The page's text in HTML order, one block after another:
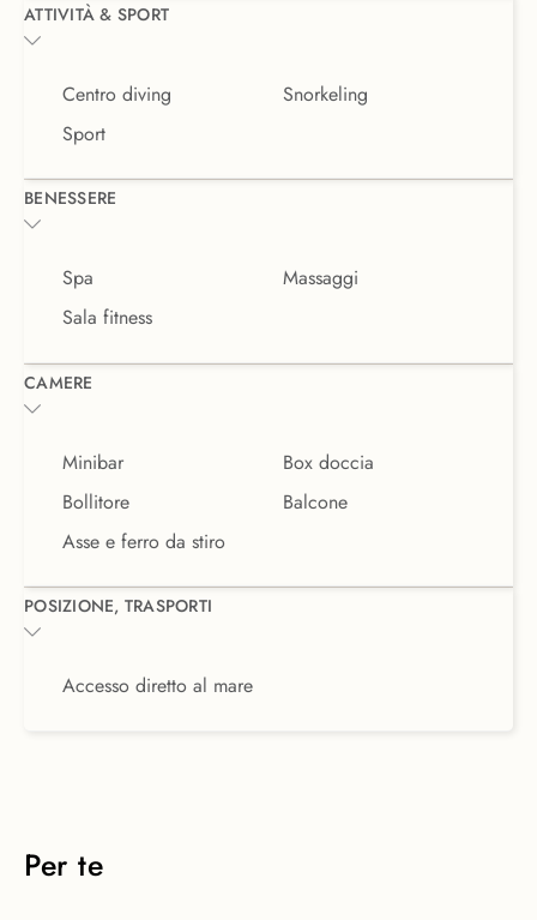
ATTIVITÀ & SPORT
Centro diving
Snorkeling
Sport
BENESSERE
Spa
Massaggi
Sala fitness
CAMERE
Minibar
Box doccia
Bollitore
Balcone
Asse e ferro da stiro
POSIZIONE, TRASPORTI
Accesso diretto al mare
Per te